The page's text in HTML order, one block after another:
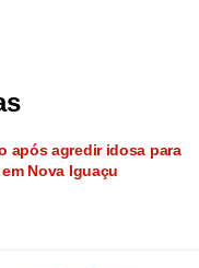
após agredir idosa para
Nova Iguaçu